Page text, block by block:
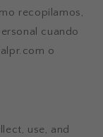
recopilamos,
cuando
o
use, and